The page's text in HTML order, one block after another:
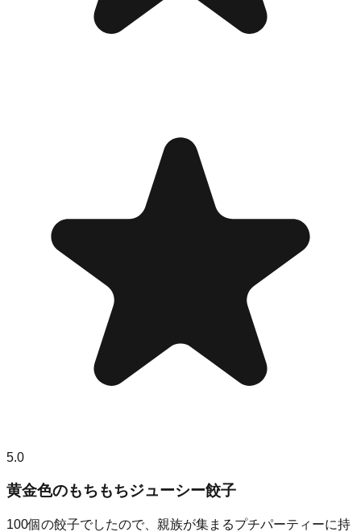
5.0
黄金色のもちもちジューシー餃子
100個の餃子でしたので、親族が集まるプチパーティーに持